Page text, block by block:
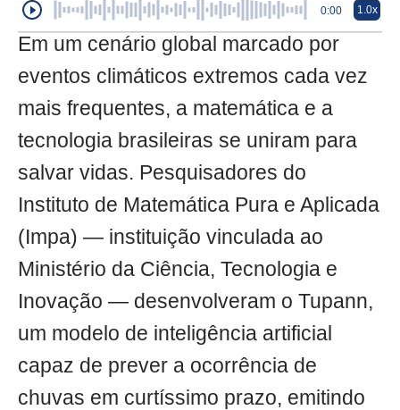
0:00 1.0x
Em um cenário global marcado por
eventos climáticos extremos cada vez
mais frequentes, a matemática e a
tecnologia brasileiras se uniram para
salvar vidas. Pesquisadores do
Instituto de Matemática Pura e Aplicada
(Impa) — instituição vinculada ao
Ministério da Ciência, Tecnologia e
Inovação — desenvolveram o Tupann,
um modelo de inteligência artificial
capaz de prever a ocorrência de
chuvas em curtíssimo prazo, emitindo